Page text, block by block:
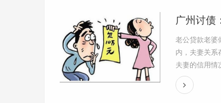
广州讨债
老公贷款老婆
内，夫妻关系
夫妻的信用情